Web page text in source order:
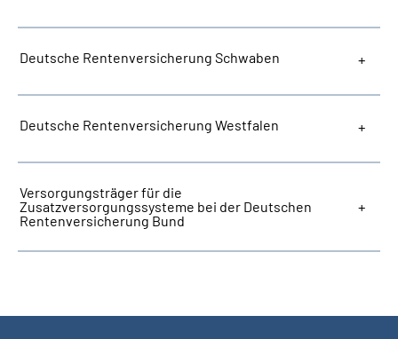
Deutsche Rentenversicherung Schwaben
Deutsche Rentenversicherung Westfalen
Versorgungsträger für die
Zusatzversorgungssysteme bei der Deutschen
Rentenversicherung Bund